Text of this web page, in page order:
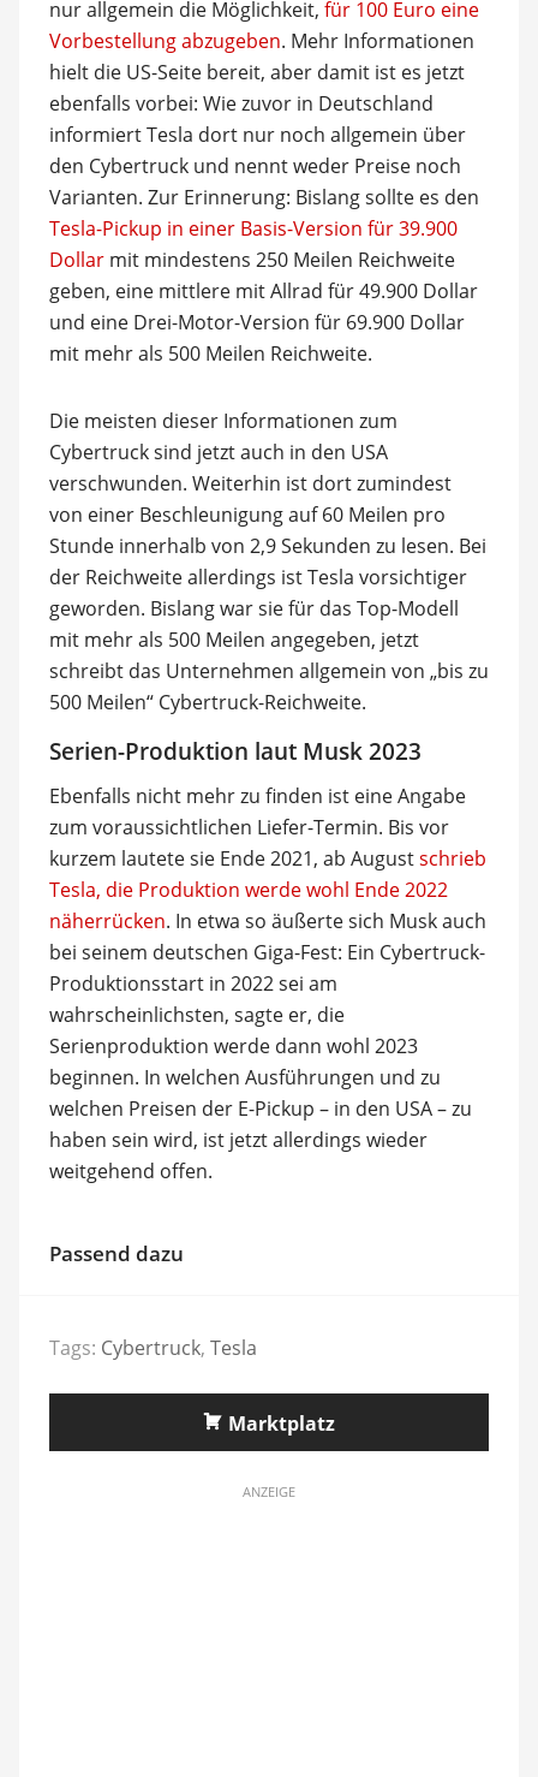
nur allgemein die Möglichkeit, für 100 Euro eine
Vorbestellung abzugeben. Mehr Informationen
hielt die US-Seite bereit, aber damit ist es jetzt
ebenfalls vorbei: Wie zuvor in Deutschland
informiert Tesla dort nur noch allgemein über
den Cybertruck und nennt weder Preise noch
Varianten. Zur Erinnerung: Bislang sollte es den
Tesla-Pickup in einer Basis-Version für 39.900
Dollarmit mindestens 250 Meilen Reichweite
geben, eine mittlere mit Allrad für 49.900 Dollar
und eine Drei-Motor-Version für 69.900 Dollar
mit mehr als 500 Meilen Reichweite.
Die meisten dieser Informationen zum
Cybertruck sind jetzt auch in den USA
verschwunden. Weiterhin ist dort zumindest
von einer Beschleunigung auf 60 Meilen pro
Stunde innerhalb von 2,9 Sekunden zu lesen. Bei
der Reichweite allerdings ist Tesla vorsichtiger
geworden. Bislang war sie für das Top-Modell
mit mehr als 500 Meilen angegeben, jetzt
schreibt das Unternehmen allgemein von „bis zu
500 Meilen“ Cybertruck-Reichweite.
Serien-Produktion laut Musk 2023
Ebenfalls nicht mehr zu finden ist eine Angabe
zum voraussichtlichen Liefer-Termin. Bis vor
kurzem lautete sie Ende 2021, ab Augustschrieb
Tesla, die Produktion werde wohl Ende 2022
näherrücken. In etwa so äußerte sich Musk auch
bei seinem deutschen Giga-Fest: Ein Cybertruck-
Produktionsstart in 2022 sei am
wahrscheinlichsten, sagte er, die
Serienproduktion werde dann wohl 2023
beginnen. In welchen Ausführungen und zu
welchen Preisen der E-Pickup – in den USA – zu
haben sein wird, ist jetzt allerdings wieder
weitgehend offen.
Passend dazu
Tags: Cybertruck, Tesla
Marktplatz
ANZEIGE